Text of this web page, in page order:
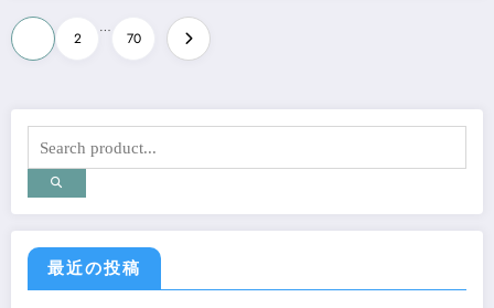
投
稿
の
ー
ジ
送
り
2
…
70
最近の投稿